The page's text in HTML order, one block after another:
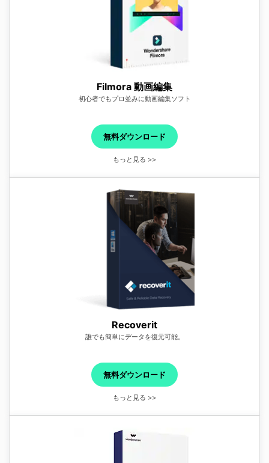
Filmora 動画編集
初心者でもプロ並みに動画編集ソフト
無料ダウンロード
もっと見る >>
Recoverit
誰でも簡単にデータを復元可能。
無料ダウンロード
もっと見る >>